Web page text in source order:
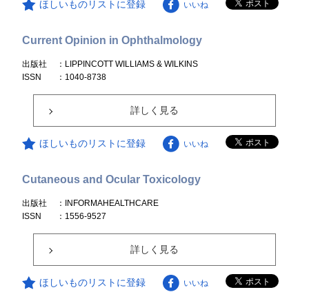
ほしいものリストに登録 いいね
Current Opinion in Ophthalmology
出版社
：LIPPINCOTT WILLIAMS & WILKINS
ISSN
：1040-8738
詳しく見る
ほしいものリストに登録 いいね
Cutaneous and Ocular Toxicology
出版社
：INFORMAHEALTHCARE
ISSN
：1556-9527
詳しく見る
ほしいものリストに登録 いいね